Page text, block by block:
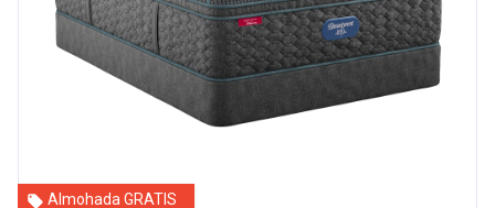
Almohada GRATIS